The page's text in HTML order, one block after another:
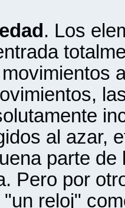
. Los
al azar,
parte
Pero por
reloj"